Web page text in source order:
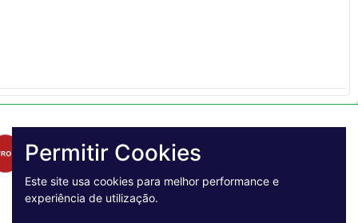
Permitir Cookies
Este site usa cookies para melhor performance e
experiência de utilização.